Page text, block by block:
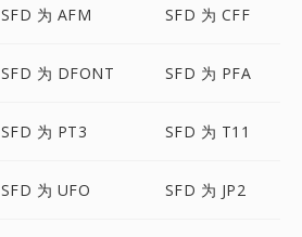
SFD 为 AFM SFD 为 CFF
SFD 为 DFONT SFD 为 PFA
SFD 为 PT3 SFD 为 T11
SFD 为 UFO SFD 为 JP2